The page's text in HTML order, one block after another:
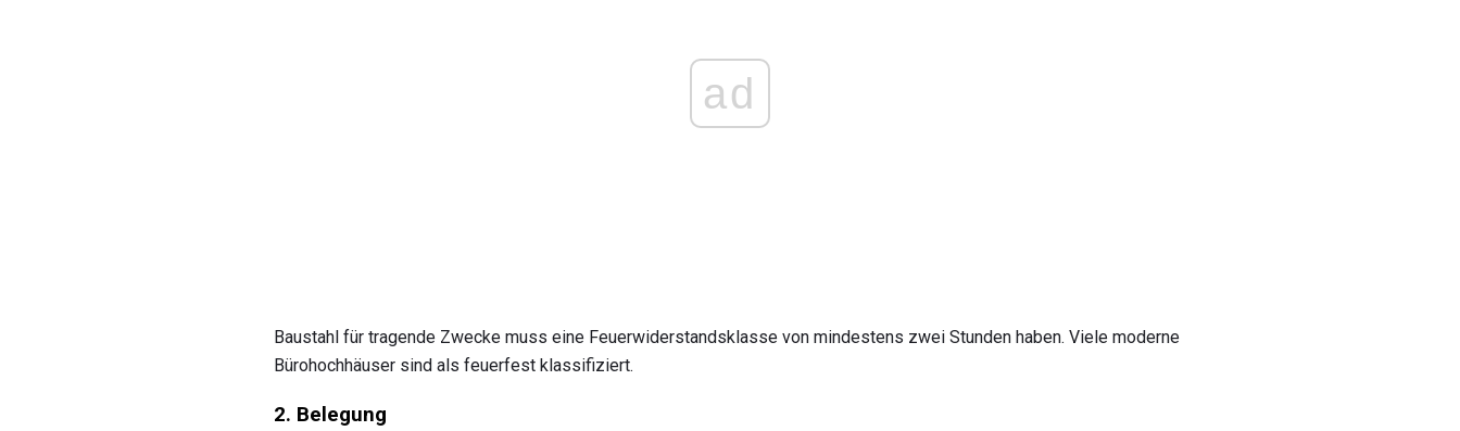
ad
Baustahl für tragende Zwecke muss eine Feuerwiderstandsklasse von mindestens zwei Stunden haben. Viele moderne
Bürohochhäuser sind als feuerfest klassifiziert.
2. Belegung